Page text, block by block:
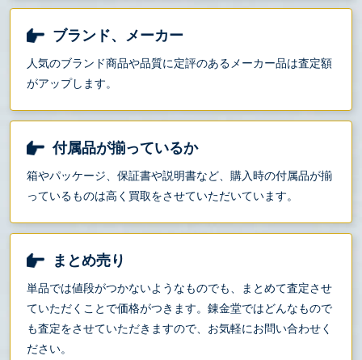
ブランド、メーカー
人気のブランド商品や品質に定評のあるメーカー品は査定額
がアップします。
付属品が揃っているか
箱やパッケージ、保証書や説明書など、購入時の付属品が揃
っているものは高く買取をさせていただいています。
まとめ売り
単品では値段がつかないようなものでも、まとめて査定させ
ていただくことで価格がつきます。錬金堂ではどんなもので
も査定をさせていただきますので、お気軽にお問い合わせく
ださい。